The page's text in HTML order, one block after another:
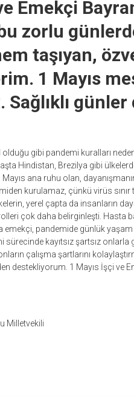
Emekçi
bu zorlu
taşıyan,
1 Mayıs
günler
olduğu gibi pandemi kuralları
Hindistan, Brezilya gibi
ana ruhu olan,
kurulamaz, çünkü virüs
yerel çapta da insanların
çok daha belirginleşti. Hasta
pandemide günlük yaşam
sürecinde kayıtsız şartsız
çalışma şartlarını
destekliyorum. 1 Mayıs İşçi ve
Milletvekili